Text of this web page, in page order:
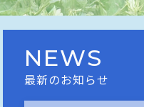
NEWS
最新のお知らせ